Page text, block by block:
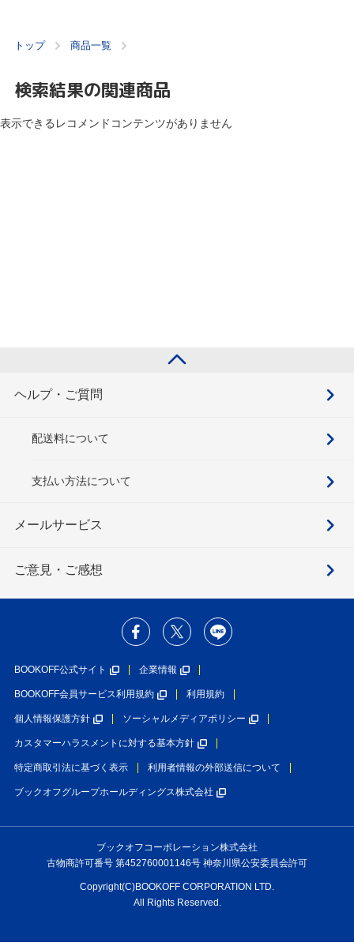
トップ 商品一覧
検索結果の関連商品
表示できるレコメンドコンテンツがありません
ヘルプ・ご質問
配送料について
支払い方法について
メールサービス
ご意見・ご感想
BOOKOFF公式サイト 企業情報
BOOKOFF会員サービス利用規約 利用規約
個人情報保護方針 ソーシャルメディアポリシー
カスタマーハラスメントに対する基本方針
特定商取引法に基づく表示 利用者情報の外部送信について
ブックオフグループホールディングス株式会社
ブックオフコーポレーション株式会社
古物商許可番号 第452760001146号 神奈川県公安委員会許可
Copyright(C)BOOKOFF CORPORATION LTD.
All Rights Reserved.